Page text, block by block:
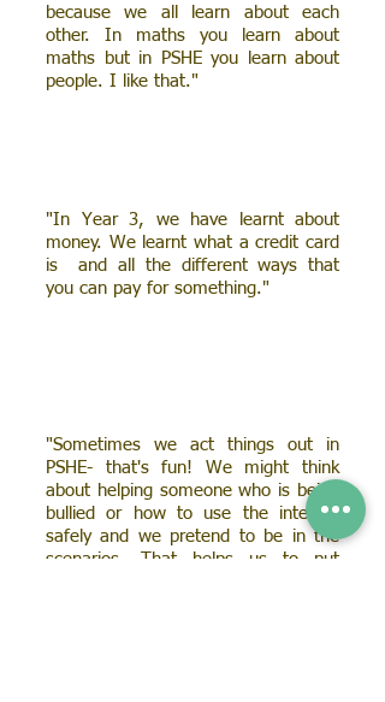
because we all learn about each
other. In maths you learn about
maths but in PSHE you learn about
people. I like that."
"In Year 3, we have learnt about
money. We learnt what a credit card
is and all the different ways that
you can pay for something."
"Sometimes we act things out in
PSHE- that's fun! We might think
about helping someone who is being
bullied or how to use the internet
safely and we pretend to be in the
scenarios. That helps us to put